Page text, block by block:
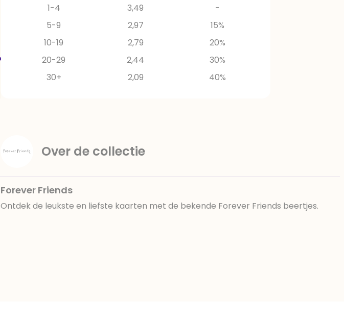
1-4
3,49
-
5-9
2,97
15%
10-19
2,79
20%
20-29
2,44
30%
30+
2,09 40%
Over de collectie
Forever Friends
Ontdek de leukste en liefste kaarten met de bekende Forever Friends beertjes.